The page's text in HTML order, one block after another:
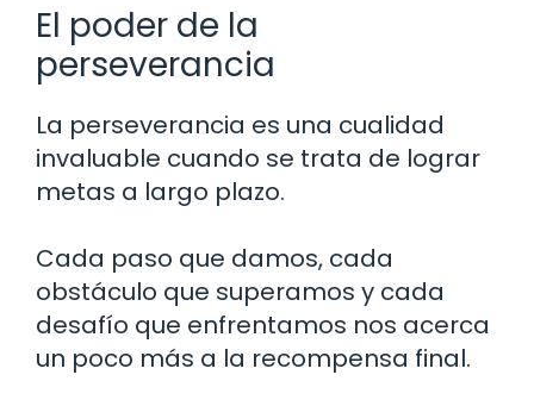
El poder de la
perseverancia
La perseverancia es una cualidad
invaluable cuando se trata de lograr
metas a largo plazo.
Cada paso que damos, cada
obstáculo que superamos y cada
desafío que enfrentamos nos acerca
un poco más a la recompensa final.